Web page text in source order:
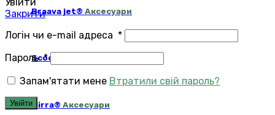
Braava jet® Аксесуари
Scooba®
Mirra® Аксесуари
Закрити
Логін чи e-mail адреса *
Пароль*
Запам'ятати мене Втратили свій пароль?
Увійти